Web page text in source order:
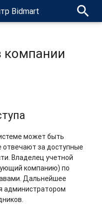
Bidmart search
компании
может быть
отвечают за доступные
Владелец учетной
компанию) по
Дальнейшее
администратором